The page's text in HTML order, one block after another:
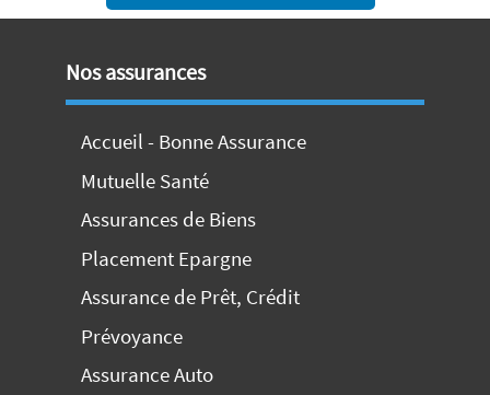
Nos assurances
Accueil - Bonne Assurance
Mutuelle Santé
Assurances de Biens
Placement Epargne
Assurance de Prêt, Crédit
Prévoyance
Assurance Auto